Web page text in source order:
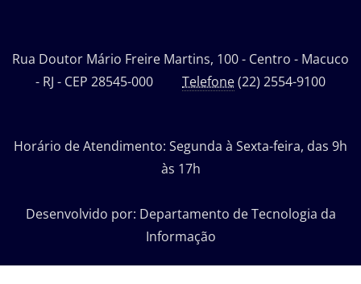
Rua Doutor Mário Freire Martins, 100 - Centro - Macuco
- RJ - CEP 28545-000 Telefone(22) 2554-9100
Horário de Atendimento: Segunda à Sexta-feira, das 9h
às 17h
Desenvolvido por: Departamento de Tecnologia da
Informação